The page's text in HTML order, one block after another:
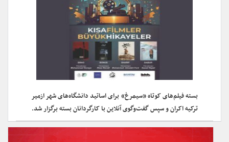
بسته فیلم‌های کوتاه «سیمرغ» برای اساتید دانشگاه‌های شهر ازمیر
ترکیه اکران و سپس گفت‌وگوی آنلاین با کارگردانان بسته برگزار شد.